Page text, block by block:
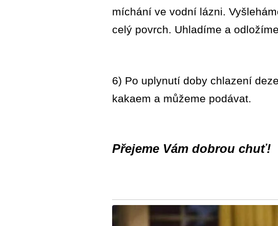
míchání ve vodní lázni.
celý povrch. Uhladíme a
6) Po uplynutí doby chlazení
kakaem a můžeme podávat.
Přejeme Vám dobrou chuť!